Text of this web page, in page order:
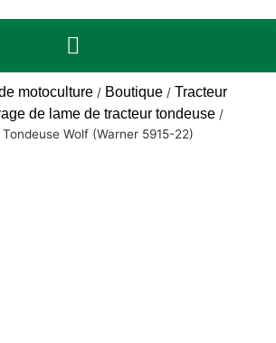
motoculture / Boutique / Tracteur
de lame de tracteur tondeuse /
Wolf (Warner 5915-22)